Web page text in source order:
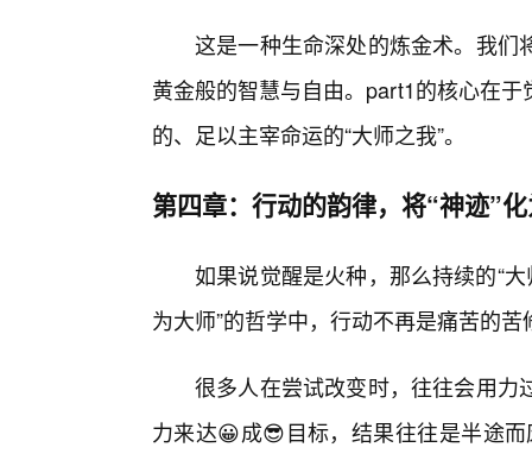
这是一种生命深处的炼金术。我们
黄金般的智慧与自由。part1的核心在
的、足以主宰命运的“大师之我”。
第四章：行动的韵律，将“神迹”
如果说觉醒是火种，那么持续的“
为大师”的哲学中，行动不再是痛苦的
很多人在尝试改变时，往往会用力
力来达😀成😎目标，结果往往是半途而